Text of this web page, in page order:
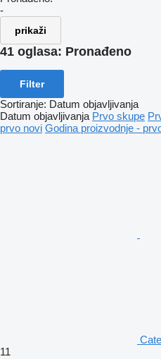
-
prikaži
41 oglasa: Pronađeno
Filter
Sortiranje: Datum objavljivanja
Datum objavljivanja Prvo skupe
prvo novi Godina proizvodnje -
11